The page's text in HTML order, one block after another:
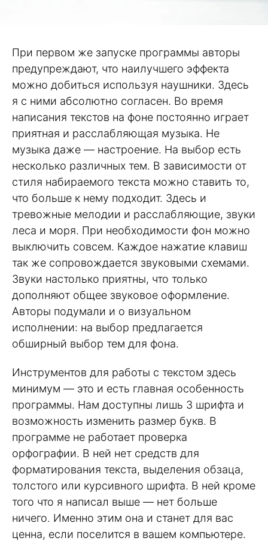
При первом же запуске программы авторы
предупреждают, что наилучшего эффекта
можно добиться используя наушники. Здесь
я с ними абсолютно согласен. Во время
написания текстов на фоне постоянно играет
приятная и расслабляющая музыка. Не
музыка даже — настроение. На выбор есть
несколько различных тем. В зависимости от
стиля набираемого текста можно ставить то,
что больше к нему подходит. Здесь и
тревожные мелодии и расслабляющие, звуки
леса и моря. При необходимости фон можно
выключить совсем. Каждое нажатие клавиш
так же сопровождается звуковыми схемами.
Звуки настолько приятны, что только
дополняют общее звуковое оформление.
Авторы подумали и о визуальном
исполнении: на выбор предлагается
обширный выбор тем для фона.
Инструментов для работы с текстом здесь
минимум — это и есть главная особенность
программы. Нам доступны лишь 3 шрифта и
возможность изменить размер букв. В
программе не работает проверка
орфографии. В ней нет средств для
форматирования текста, выделения обзаца,
толстого или курсивного шрифта. В ней кроме
того что я написал выше — нет больше
ничего. Именно этим она и станет для вас
ценна, если поселится в вашем компьютере.